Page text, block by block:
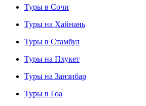
Туры в Сочи
Туры на Хайнань
Туры в Стамбул
Туры на Пхукет
Туры на Занзибар
Туры в Гоа